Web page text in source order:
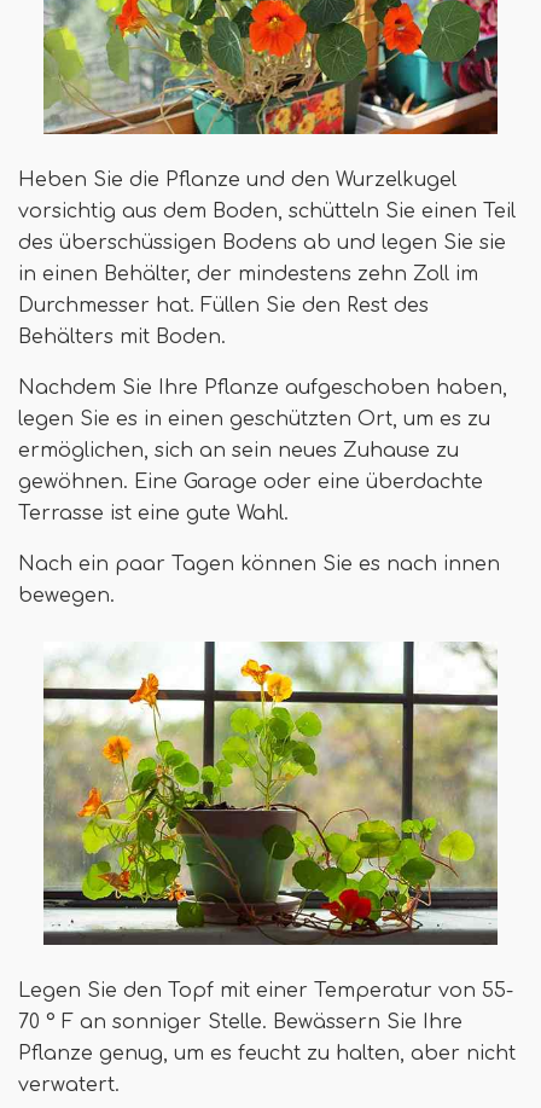
Heben Sie die Pflanze und den Wurzelkugel
vorsichtig aus dem Boden, schütteln Sie einen Teil
des überschüssigen Bodens ab und legen Sie sie
in einen Behälter, der mindestens zehn Zoll im
Durchmesser hat. Füllen Sie den Rest des
Behälters mit Boden.
Nachdem Sie Ihre Pflanze aufgeschoben haben,
legen Sie es in einen geschützten Ort, um es zu
ermöglichen, sich an sein neues Zuhause zu
gewöhnen. Eine Garage oder eine überdachte
Terrasse ist eine gute Wahl.
Nach ein paar Tagen können Sie es nach innen
bewegen.
Legen Sie den Topf mit einer Temperatur von 55-
70 ° F an sonniger Stelle. Bewässern Sie Ihre
Pflanze genug, um es feucht zu halten, aber nicht
verwatert.